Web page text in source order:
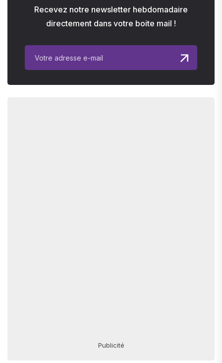
Recevez notre newsletter hebdomadaire
directement dans votre boite mail !
Publicité